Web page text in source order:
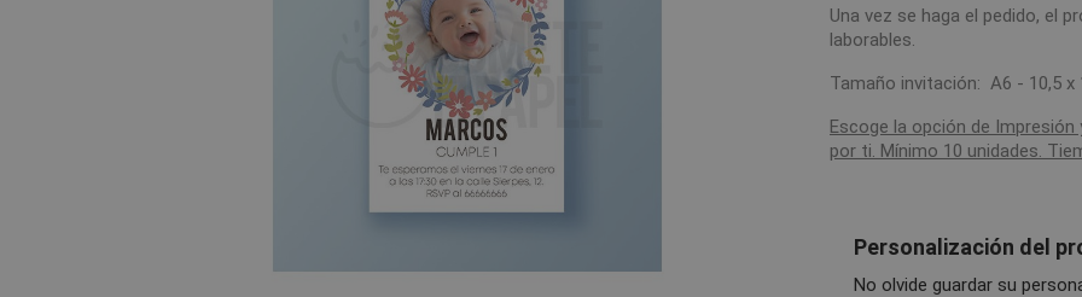
Una vez se haga el pedido, el
laborables.
Tamaño invitación: A6 - 10,5 x
Escoge la opción de
por ti. Mínimo 10 unidades.
Personalización del
No olvide guardar su